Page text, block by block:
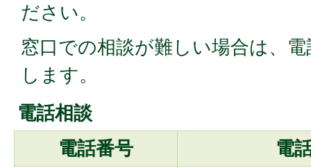
ださい。
窓口での相談が難しい場合は、
します。
電話相談
電話番号
電